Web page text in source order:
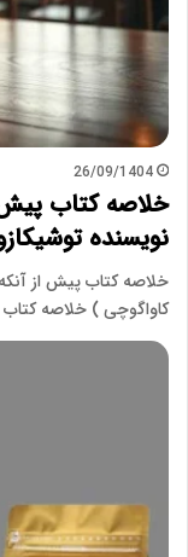
26/09/1404
خلاصه کتاب
نویسنده
خلاصه کتاب پیش از
کاواگوچی ) خلاصه